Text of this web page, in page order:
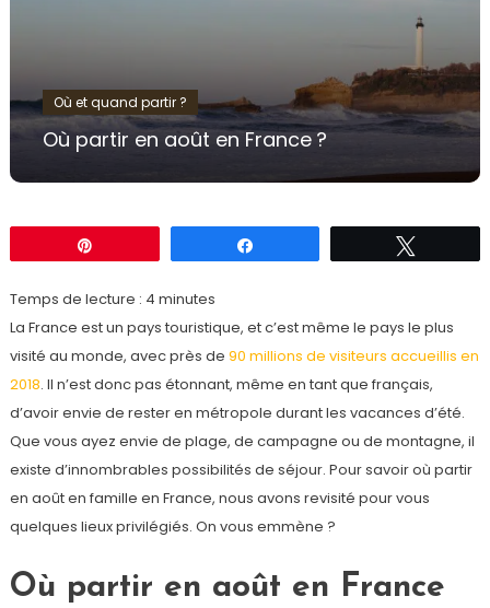
Où et quand partir ?
Où partir en août en France ?
Temps de lecture : 4 minutes
La France est un pays touristique, et c’est même le pays le plus
visité au monde, avec près de 90 millions de visiteurs accueillis en
2018. Il n’est donc pas étonnant, même en tant que français,
d’avoir envie de rester en métropole durant les vacances d’été.
Que vous ayez envie de plage, de campagne ou de montagne, il
existe d’innombrables possibilités de séjour. Pour savoir où partir
en août en famille en France, nous avons revisité pour vous
quelques lieux privilégiés. On vous emmène ?
Où partir en août en France